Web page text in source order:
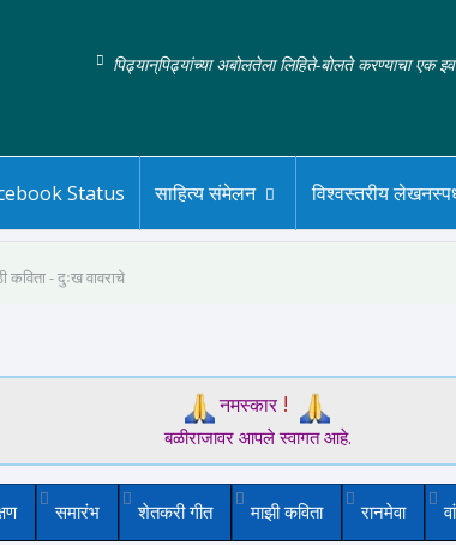
पिढ्यान्‌पिढ्यांच्या अबोलतेला लिहिते-बोलते करण्याचा एक
Status साहित्य संमेलन विश्वस्तरीय
कविता - दुःख वावराचे
नमस्कार!
बळीराजावर आपले स्वागत आहे.
समारंभ शेतकरी गीत माझी कविता रानमेवा